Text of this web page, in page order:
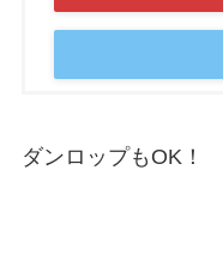
ダンロップもOK！